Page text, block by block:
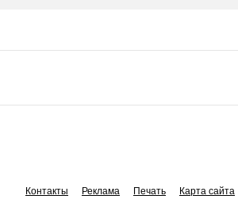
Контакты Реклама Печать Карта сайта